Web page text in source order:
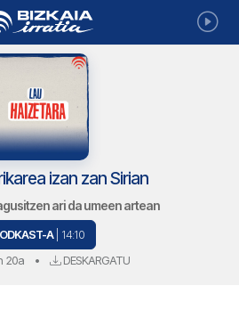
izan zan Sirian
ari da umeen artean
A | 14:10
20a • DESKARGATU